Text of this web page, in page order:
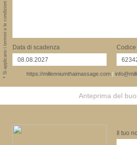
Data di scadenza
https://millenniumthaimassage.com
* Si applicano i termini e le condizioni
Anteprima del
Il tuo